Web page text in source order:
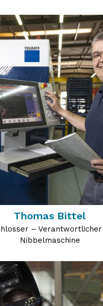
Thomas Bittel
–
Nibbelmaschine